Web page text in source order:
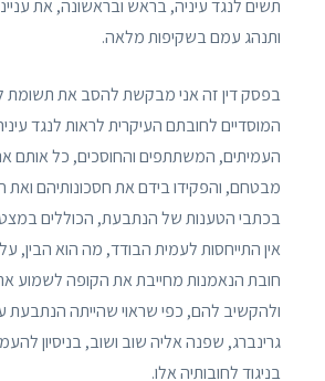
תשים לנגד עיניה, בראש ובראשונה, את
ותנהג עמם בשקיפות מלאה.
בפסק דין זה אני מבקשת להסב את
המוסדיים לחובתם העיקרית לראות לנגד
העמיתים, המשתתפים והחוסכים, כל אותם
מבטחם, והפקידו בידם את חסכונותיהם ואת
בכתבי הטענות של הנתבעת, הכוללים
אין התייחסות לעמית הבודד, מה הוא הבין,
חובת הנאמנות מחייבת את הקופה לשמוע
ולהקשיב להם, כפי שראוי שהייתה הנתבעת
גרינברג, שפנה אליה שוב ושוב, בניסיון
בניגוד לחובותיה אלו.